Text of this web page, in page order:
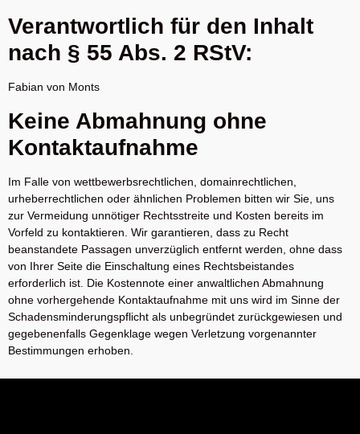
Verantwortlich für den Inhalt
nach § 55 Abs. 2 RStV:
Fabian von Monts
Keine Abmahnung ohne
Kontaktaufnahme
Im Falle von wettbewerbsrechtlichen, domainrechtlichen,
urheberrechtlichen oder ähnlichen Problemen bitten wir Sie, uns
zur Vermeidung unnötiger Rechtsstreite und Kosten bereits im
Vorfeld zu kontaktieren. Wir garantieren, dass zu Recht
beanstandete Passagen unverzüglich entfernt werden, ohne dass
von Ihrer Seite die Einschaltung eines Rechtsbeistandes
erforderlich ist. Die Kostennote einer anwaltlichen Abmahnung
ohne vorhergehende Kontaktaufnahme mit uns wird im Sinne der
Schadensminderungspflicht als unbegründet zurückgewiesen und
gegebenenfalls Gegenklage wegen Verletzung vorgenannter
Bestimmungen erhoben.